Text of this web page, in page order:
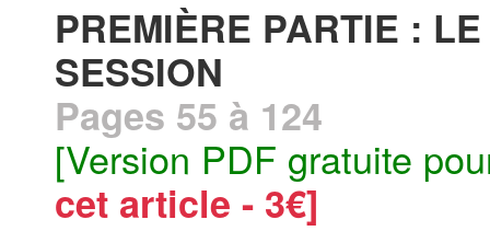
PREMIÈRE PARTIE :
SESSION
Pages 55 à 124
[Version PDF gratuite
cet article - 3€]